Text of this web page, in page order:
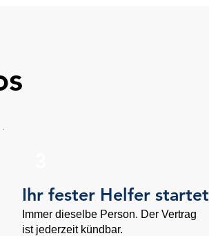
Ihr fester Helfer startet
Immer dieselbe Person. Der Vertrag
ist jederzeit kündbar.